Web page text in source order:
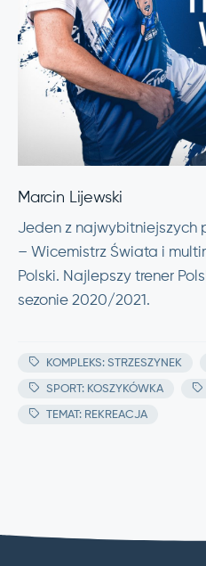
Marcin Lijewski
Jeden z najwybitniejszych
– Wicemistrz Świata i
Polski. Najlepszy trener
sezonie 2020/2021.
KOMPLEKS: STRZESZYNEK
SPORT: KOSZYKÓWKA
TEMAT: REKREACJA